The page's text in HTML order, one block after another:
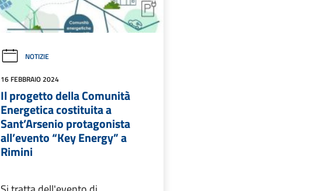
NOTIZIE
16 FEBBRAIO 2024
Il progetto della Comunità
Energetica costituita a
Sant’Arsenio protagonista
all’evento “Key Energy” a
Rimini